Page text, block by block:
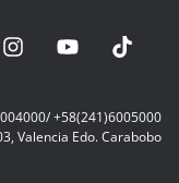
+58(241)6005000
Valencia Edo. Carabobo